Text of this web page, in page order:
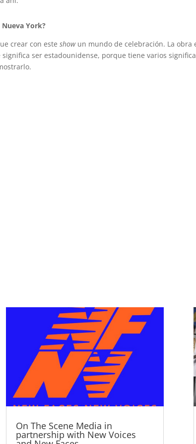
York?
crear con esteshow un mundo de celebración. La obra
ser estadounidense, porque tiene varios
On The Scene Media in
partnership with New Voices